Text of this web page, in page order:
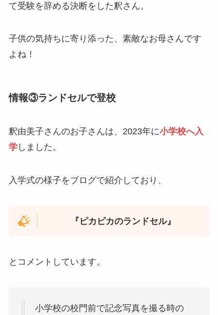
て受験を辞める決断をした釈さん。
子供の気持ちに寄り添った、素敵なお母さんです
よね！
情報③ランドセルで登校
釈由美子さんのお子さんは、2023年に小学校へ入
学しました。
入学式の様子をブログで紹介しており、
『ピカピカのランドセル』
とコメントしています。
小学校の校門前で記念写真を撮る時の